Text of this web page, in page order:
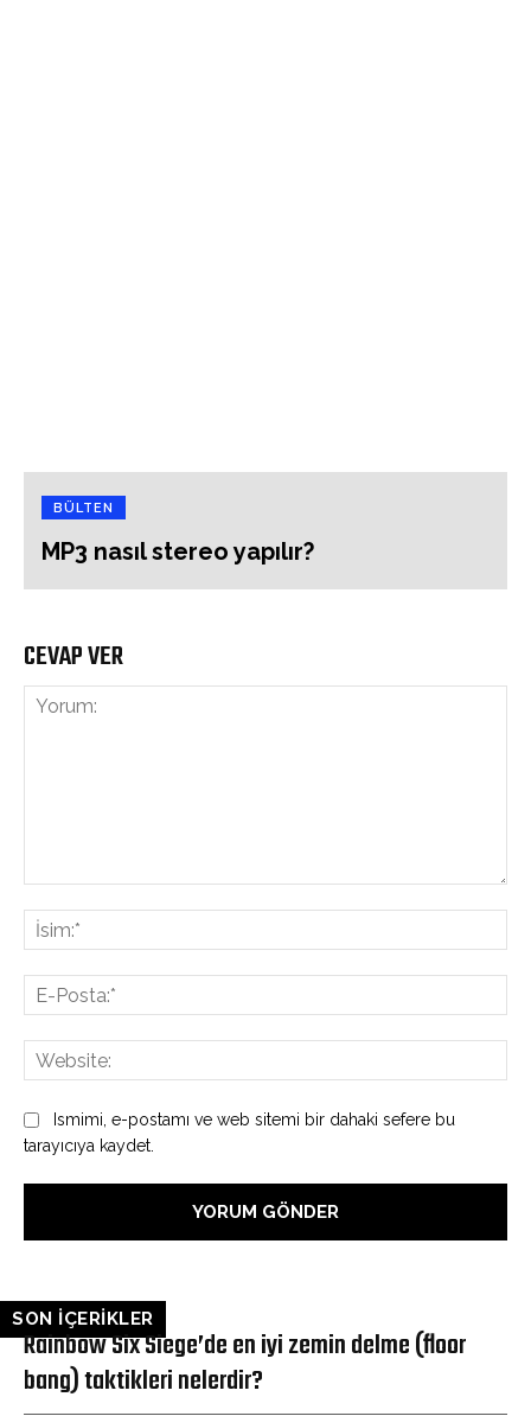
BÜLTEN
MP3 nasıl stereo yapılır?
CEVAP VER
Ismimi, e-postamı ve web sitemi bir dahaki sefere bu
tarayıcıya kaydet.
SON İÇERİKLER
Rainbow Six Siege’de en iyi zemin delme (floor
bang) taktikleri nelerdir?